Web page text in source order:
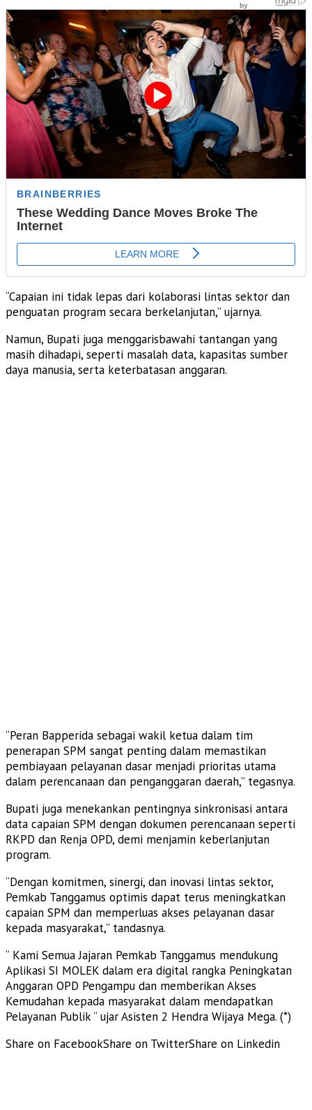
“Capaian ini tidak lepas dari kolaborasi lintas sektor dan
penguatan program secara berkelanjutan,” ujarnya.
Namun, Bupati juga menggarisbawahi tantangan yang
masih dihadapi, seperti masalah data, kapasitas sumber
daya manusia, serta keterbatasan anggaran.
“Peran Bapperida sebagai wakil ketua dalam tim
penerapan SPM sangat penting dalam memastikan
pembiayaan pelayanan dasar menjadi prioritas utama
dalam perencanaan dan penganggaran daerah,” tegasnya.
Bupati juga menekankan pentingnya sinkronisasi antara
data capaian SPM dengan dokumen perencanaan seperti
RKPD dan Renja OPD, demi menjamin keberlanjutan
program.
“Dengan komitmen, sinergi, dan inovasi lintas sektor,
Pemkab Tanggamus optimis dapat terus meningkatkan
capaian SPM dan memperluas akses pelayanan dasar
kepada masyarakat,” tandasnya.
“ Kami Semua Jajaran Pemkab Tanggamus mendukung
Aplikasi SI MOLEK dalam era digital rangka Peningkatan
Anggaran OPD Pengampu dan memberikan Akses
Kemudahan kepada masyarakat dalam mendapatkan
Pelayanan Publik “ ujar Asisten 2 Hendra Wijaya Mega. (*)
Share on FacebookShare on TwitterShare on Linkedin